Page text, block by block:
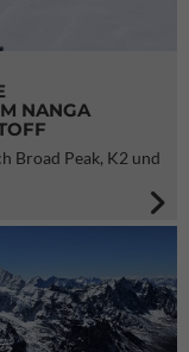
NANGA
Broad Peak, K2 und